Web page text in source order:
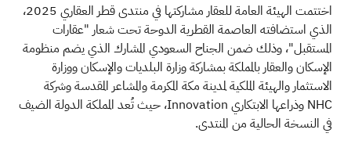
اختتمت الهيئة العامة للعقار مشاركتها في منتدى قطر العقاري 2025،
الذي استضافته العاصمة القطرية الدوحة تحت شعار "عقارات
المستقبل"، وذلك ضمن الجناح السعودي المشارك الذي يضم منظومة
الإسكان والعقار بالمملكة بمشاركة وزارة البلديات والإسكان ووزارة
الاستثمار والهيئة الملكية لمدينة مكة المكرمة والمشاعر المقدسة وشركة
NHC وذراعها الابتكاري Innovation
، حيث تُعد المملكة الدولة الضيف
في النسخة الحالية من المنتدى.